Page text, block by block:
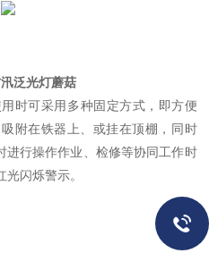
泛光灯蘑菇
时可采用多种固定方式，即方便
附在铁器上、或挂在顶棚，同时
进行操作作业、检修等协同工作时
闪烁警示。